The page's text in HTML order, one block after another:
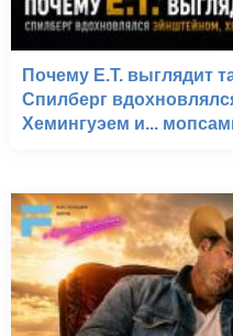
Почему E.T. выглядит
Спилберг
Хемингуэем и...